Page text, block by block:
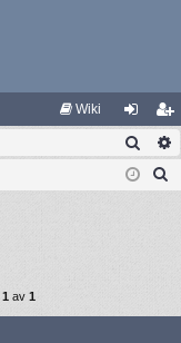
Wiki
og
ga
li
m
Sök
1 av 1